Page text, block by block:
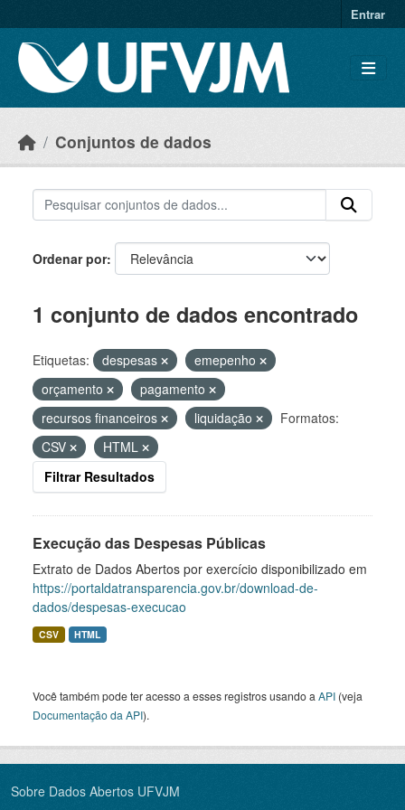
Entrar
Conjuntos de dados
Ordenar por
1 conjunto de dados encontrado
Etiquetas: despesas
emepenho
orçamento
pagamento
recursos financeiros
liquidação
Formatos:
CSV
HTML
Filtrar Resultados
Execução das Despesas Públicas
Extrato de Dados Abertos por exercício disponibilizado em
https://portaldatransparencia.gov.br/download-de-
dados/despesas-execucao
CSV HTML
Você também pode ter acesso a esses registros usando a API (veja
Documentação da API).
Sobre Dados Abertos UFVJM